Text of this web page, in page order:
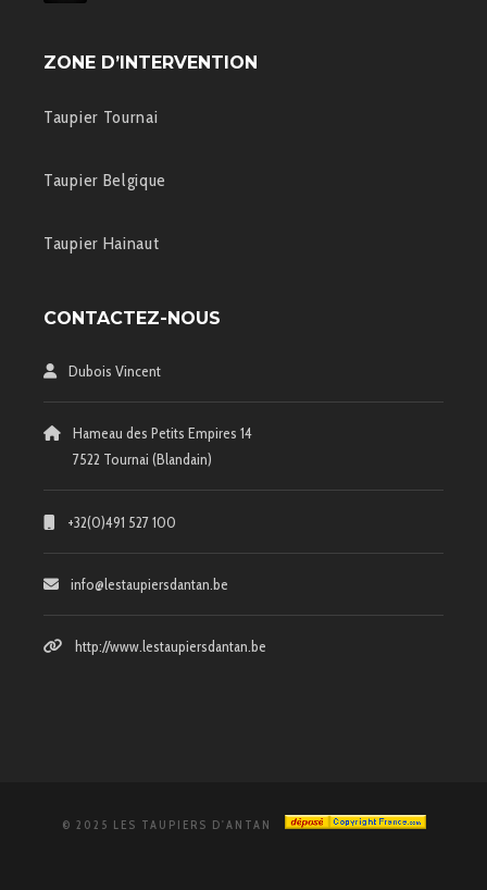
ZONE D’INTERVENTION
Taupier Tournai
Taupier Belgique
Taupier Hainaut
CONTACTEZ-NOUS
Dubois Vincent
Hameau des Petits Empires 14
7522 Tournai (Blandain)
+32(0)491 527 100
info@lestaupiersdantan.be
http://www.lestaupiersdantan.be
© 2025 LES TAUPIERS D'ANTAN